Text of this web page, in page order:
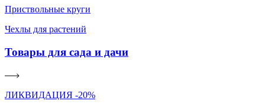
Приствольные круги
Чехлы для растений
Товары для сада и дачи
ЛИКВИДАЦИЯ -20%